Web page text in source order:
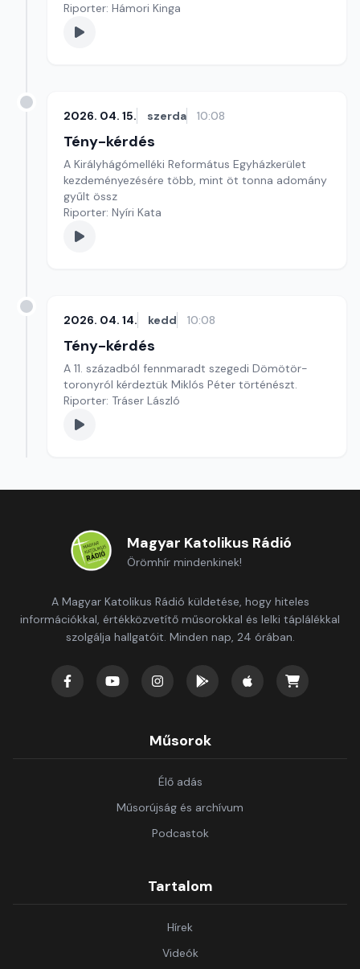
Riporter: Hámori Kinga
2026. 04. 15. szerda 10:08
Tény-kérdés
A Királyhágómelléki Református Egyházkerület
kezdeményezésére több, mint öt tonna adomány
gyűlt össz
Riporter: Nyíri Kata
2026. 04. 14. kedd 10:08
Tény-kérdés
A 11. századból fennmaradt szegedi Dömötör-
toronyról kérdeztük Miklós Péter történészt.
Riporter: Tráser László
Magyar Katolikus Rádió
Örömhír mindenkinek!
A Magyar Katolikus Rádió küldetése, hogy hiteles
információkkal, értékközvetítő műsorokkal és lelki táplálékkal
szolgálja hallgatóit. Minden nap, 24 órában.
Műsorok
Élő adás
Műsorújság és archívum
Podcastok
Tartalom
Hírek
Videók